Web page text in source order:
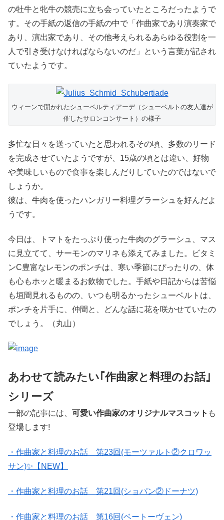
の牡牛と牝牛の競売に立ち会っていたところだったようで
す。その手紙の返信の手紙の中で「作曲家であり演奏家で
あり、演出家であり、その他考えられるあらゆる役割を一
人で引き受けなければならないのだ」という言葉が記され
ていたようです。
ウィーンで開かれたシューベルティアーデ（シューベルトの友人達が
催したサロンコンサート）の様子
多忙な日々を送っていたと思われるその頃、多数のリード
を完成させていたようですが、15歳の頃とは違い、好物
や美味しいもので食事を楽しんだりしていたのではないで
しょうか。
彼は、牛肉を使ったハンガリー料理グラーシュを好んだよ
うです。
今日は、トマトをたっぷり使った牛肉のグラーシュ、マス
に見立てて、サーモンのマリネも添えてみました。ビタミ
ンC豊富なレモンのポンチは、寒い季節にぴったりの、体
も心もホッと暖まるお飲物でした。手紙や日記からは苦悩
も垣間見れるものの、いつも明るかったシューベルトは、
ポンチを片手に、仲間と、どんな話に花を咲かせていたの
でしょう。（丸山）
あわせて読みたい｢作曲家と料理のお話｣
シリーズ
一部の記事には、 可愛い作曲家のオリジナルマスコット も
登場します!
・作曲家と料理のお話 第23回(モーツァルト②クロワッ
サン)✨【NEW】
・作曲家と料理のお話 第21回(ショパン②ドーナツ)
・作曲家と料理のお話 第16回(ベートーヴェン)